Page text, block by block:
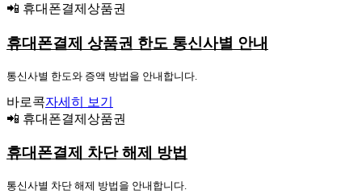
📲 휴대폰결제상품권
휴대폰결제 상품권 한도 통신사별 안내
통신사별 한도와 증액 방법을 안내합니다.
바로콕자세히 보기
📲 휴대폰결제상품권
휴대폰결제 차단 해제 방법
통신사별 차단 해제 방법을 안내합니다.